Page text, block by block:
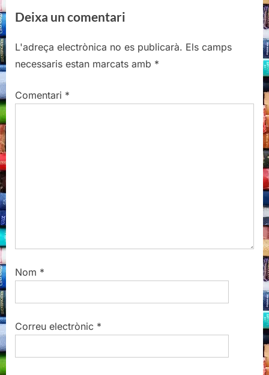
v
o
u
P
x
P
o
t
Deixa un comentari
L'adreça electrònica no es publicarà. Els camps
necessaris estan marcats amb *
Comentari *
Nom *
Correu electrònic *